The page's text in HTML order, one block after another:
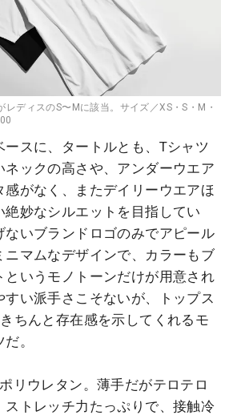
レディスのS〜Mに該当。サイズ／XS・S・M・
ースに、タートルとも、Tシャツ
ネックの高さや、アンダーウエア
がなく、またデイリーウエアほ
絶妙なシルエットを目指してい
ないブランドロゴのみでアピール
ニマムなデザインで、カラーもブ
というモノトーンだけが用意され
すい派手さこそないが、トップス
ちんと存在感を示してくれるモ
。
リウレタン。薄手だがテロテロ
ストレッチ力たっぷりで、接触冷